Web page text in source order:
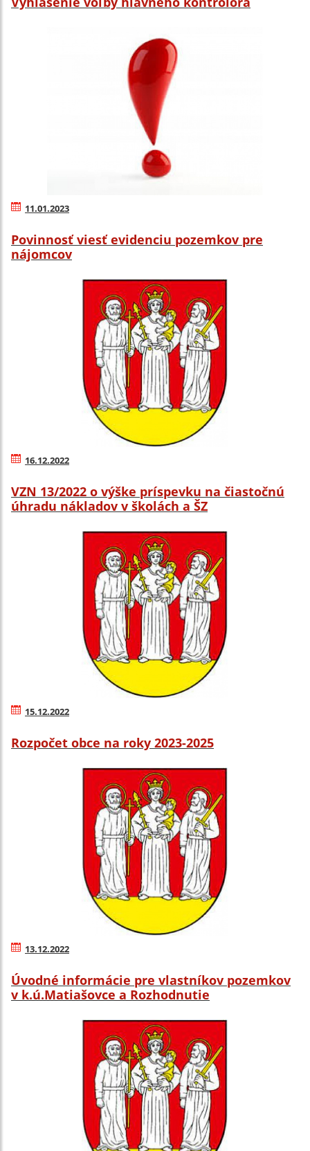
11.01.2023
Povinnosť viesť evidenciu pozemkov pre
nájomcov
16.12.2022
VZN 13/2022 o výške príspevku na čiastočnú
úhradu nákladov v školách a ŠZ
15.12.2022
Rozpočet obce na roky 2023-2025
13.12.2022
Úvodné informácie pre vlastníkov pozemkov
v k.ú.Matiašovce a Rozhodnutie